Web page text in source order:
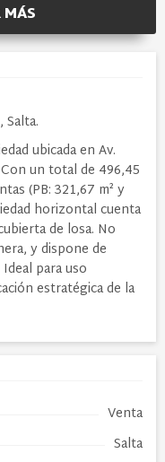
ubicada en Av.
un total de 496,45
(PB: 321,67 m² y
horizontal cuenta
de losa. No
y dispone de
para uso
estratégica de la
Venta
Salta